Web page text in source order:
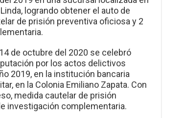
logrando obtener el auto de
de prisión preventiva oficiosa y 2
de octubre del 2020 se celebró
por los actos delictivos
2019, en la institución bancaria
en la Colonia Emiliano Zapata. Con
medida cautelar de prisión
investigación complementaria.